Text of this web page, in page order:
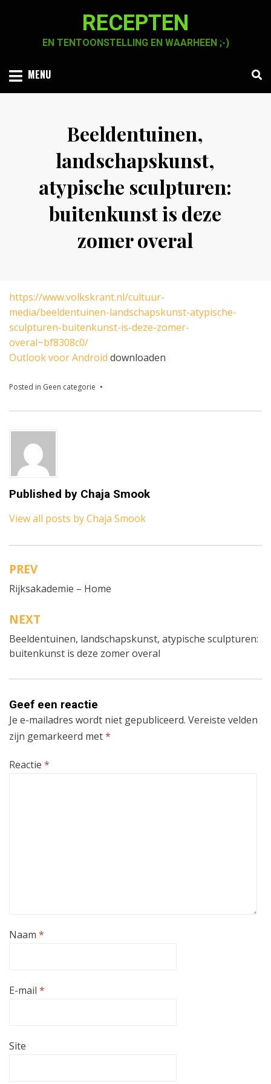
RECEPTEN
EN TENTOONSTELLING EN WAARHEEN ;-)
MENU
Beeldentuinen,
landschapskunst,
atypische sculpturen:
buitenkunst is deze
zomer overal
https://www.volkskrant.nl/cultuur-
media/beeldentuinen-landschapskunst-atypische-
sculpturen-buitenkunst-is-deze-zomer-
overal~bf8308c0/
Outlook voor Android downloaden
Posted in Geen categorie
Published by Chaja Smook
View all posts by Chaja Smook
Bericht
navigatie
PREV
Rijksakademie – Home
NEXT
Beeldentuinen, landschapskunst, atypische sculpturen:
buitenkunst is deze zomer overal
Geef een reactie
Je e-mailadres wordt niet gepubliceerd. Vereiste velden
zijn gemarkeerd met*
Reactie *
Naam *
E-mail *
Site